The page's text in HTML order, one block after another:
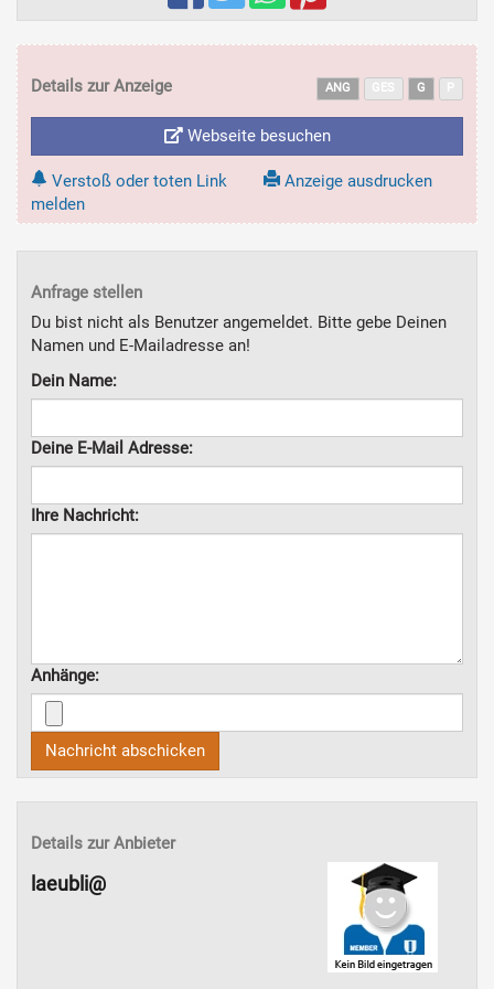
Details zur Anzeige ANG G
Webseite besuchen
Verstoß oder toten Link
melden
Anzeige ausdrucken
Anfrage stellen
Du bist nicht als Benutzer angemeldet. Bitte gebe Deinen
Namen und E-Mailadresse an!
Dein Name:
Deine E-Mail Adresse:
Ihre Nachricht:
Anhänge:
Nachricht abschicken
Details zur Anbieter
laeubli@